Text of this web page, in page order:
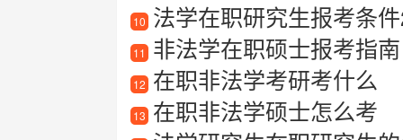
10 法学在职研究生报考条
11 非法学在职硕士报考指
12 在职非法学考研考什么
13 在职非法学硕士怎么考